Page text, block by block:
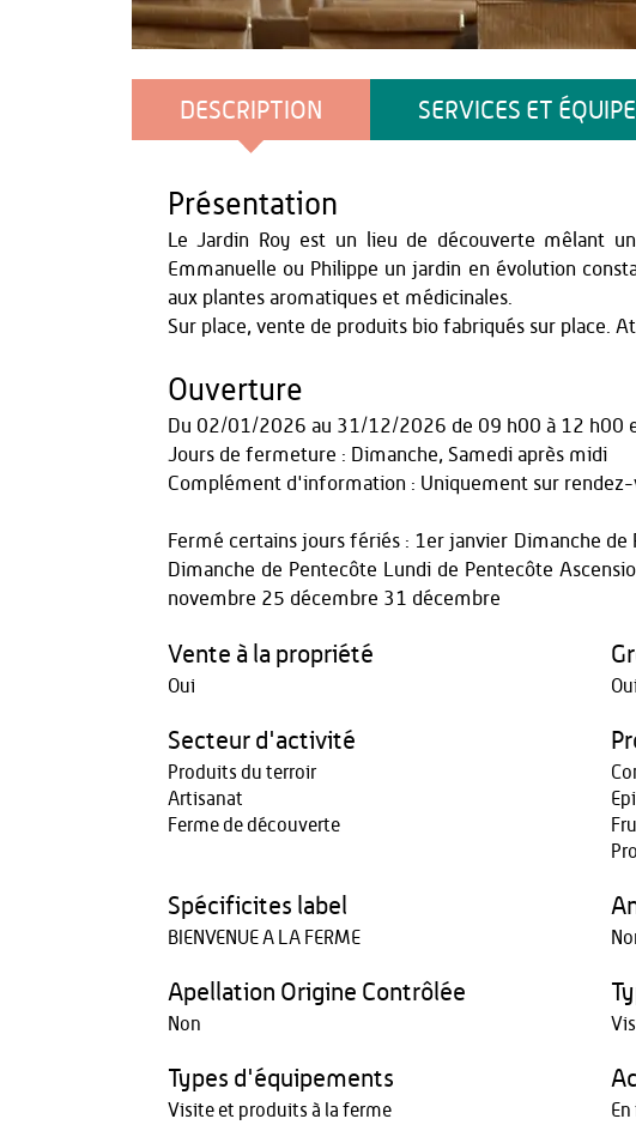
DESCRIPTION SERVICES ET
Présentation
Le Jardin Roy est un lieu de découverte mêlant
Emmanuelle ou Philippe un jardin en évolution
aux plantes aromatiques et médicinales.
Sur place, vente de produits bio fabriqués sur place.
Ouverture
Du 02/01/2026 au 31/12/2026 de 09 h00 à 12 h00
Jours de fermeture : Dimanche, Samedi après midi
Complément d'information : Uniquement sur rendez-
Fermé certains jours fériés : 1er janvier Dimanche de
Dimanche de Pentecôte Lundi de Pentecôte
novembre 25 décembre 31 décembre
Vente à la propriété
Oui Oui
Secteur d'activité
Produits du terroir
Artisanat
Ferme de découverte
Spécificites label
BIENVENUE A LA FERME
Apellation Origine Contrôlée
Non
Types d'équipements
Visite et produits à la ferme